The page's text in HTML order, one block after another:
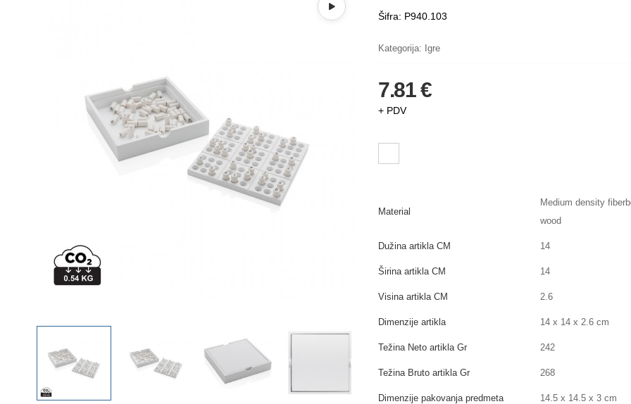
Šifra: P940.103
Kategorija: Igre
7.81 €
+ PDV
Material
Medium density
wood
Dužina artikla CM 14
Širina artikla CM 14
Visina artikla CM 2.6
Dimenzije artikla 14 x 14 x 2.6 cm
Težina Neto artikla Gr 242
Težina Bruto artikla Gr 268
Dimenzije pakovanja predmeta 14.5 x 14.5 x 3 cm